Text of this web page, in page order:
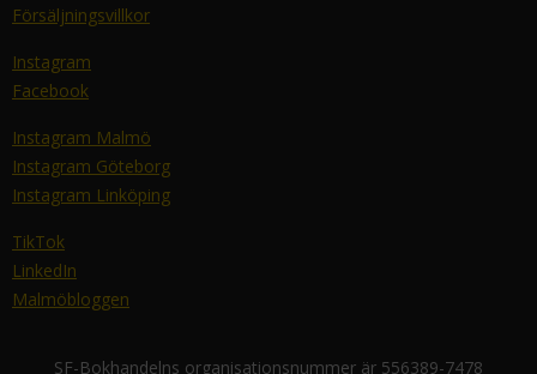
Försäljningsvillkor
Instagram
Facebook
Instagram Malmö
Instagram Göteborg
Instagram Linköping
TikTok
LinkedIn
Malmöbloggen
SF-Bokhandelns organisationsnummer är 556389-7478